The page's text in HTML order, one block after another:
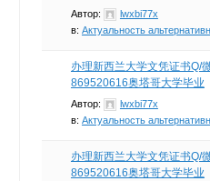
Автор:
lwxbi77x
в: Актуальность
办理新西兰大学文凭证书Q/
869520616奥塔哥大学毕业
Автор:
lwxbi77x
в: Актуальность
办理新西兰大学文凭证书Q/
869520616奥塔哥大学毕业